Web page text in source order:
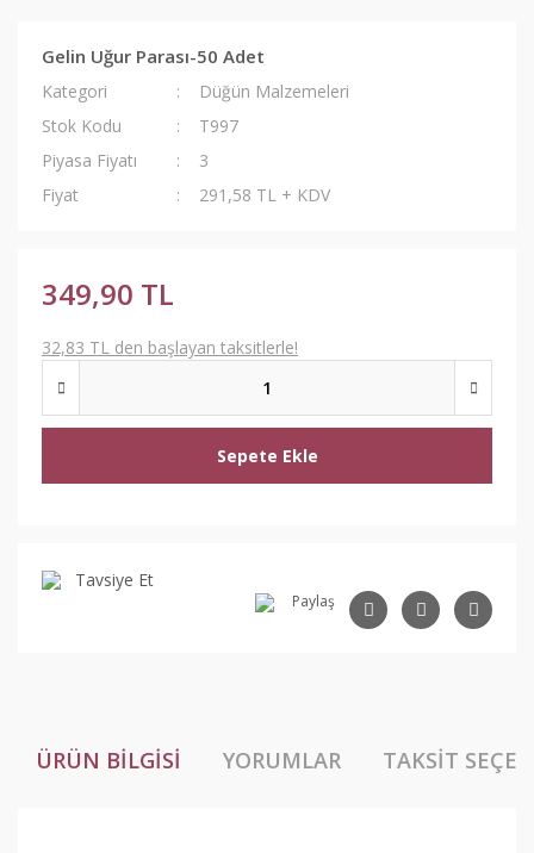
Gelin Uğur Parası-50 Adet
Kategori
Düğün Malzemeleri
Stok Kodu
T997
Piyasa Fiyatı
3
Fiyat
291,58 TL + KDV
349,90 TL
32,83 TL den başlayan taksitlerle!
Sepete Ekle
Tavsiye Et
Paylaş
ÜRÜN BILGISI YORUMLAR TAKSIT